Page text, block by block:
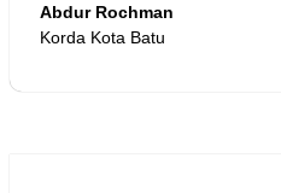
Abdur Rochman
Korda Kota Batu